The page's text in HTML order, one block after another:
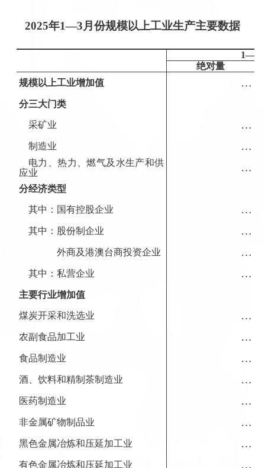
2025年1—3月份规模以上工业生产主要数据
1—3
绝对量
规模以上工业增加值
…
分三大门类
采矿业 …
制造业 …
电力、热力、燃气及水生产和供
应业
…
分经济类型
其中：国有控股企业 …
其中：股份制企业 …
外商及港澳台商投资企业 …
其中：私营企业 …
主要行业增加值
煤炭开采和洗选业 …
农副食品加工业 …
食品制造业 …
酒、饮料和精制茶制造业 …
医药制造业 …
非金属矿物制品业 …
黑色金属冶炼和压延加工业 …
有色金属冶炼和压延加工业 …